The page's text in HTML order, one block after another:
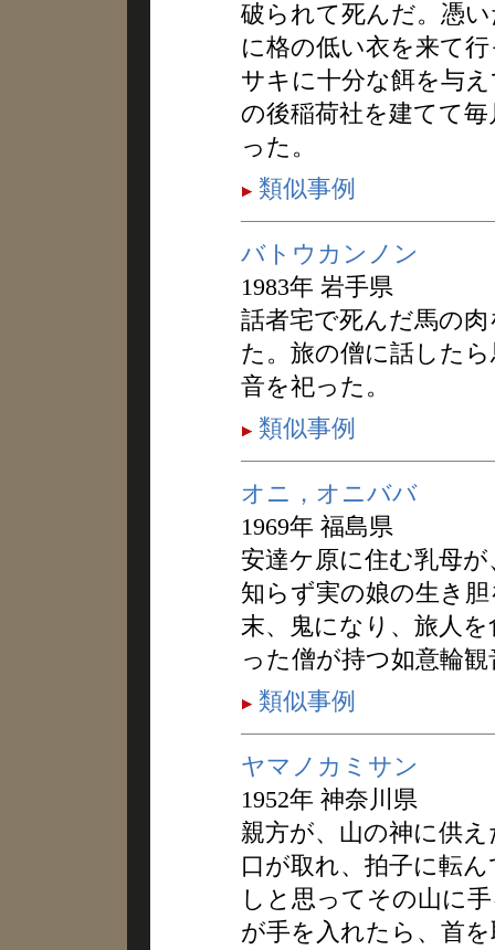
破られて死んだ。憑
に格の低い衣を来て
サキに十分な餌を与
の後稲荷社を建てて
った。
類似事例
バトウカンノン
1983年 岩手県
話者宅で死んだ馬の
た。旅の僧に話した
音を祀った。
類似事例
オニ，オニババ
1969年 福島県
安達ケ原に住む乳母
知らず実の娘の生き
末、鬼になり、旅人
った僧が持つ如意輪
類似事例
ヤマノカミサン
1952年 神奈川県
親方が、山の神に供
口が取れ、拍子に転
しと思ってその山に
が手を入れたら、首